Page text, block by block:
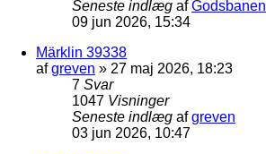
Seneste indlæg afGodsbanen
09 jun 2026, 15:34
Märklin 39338
afgreven » 27 maj 2026, 18:23
7 Svar
1047 Visninger
Seneste indlæg afgreven
03 jun 2026, 10:47